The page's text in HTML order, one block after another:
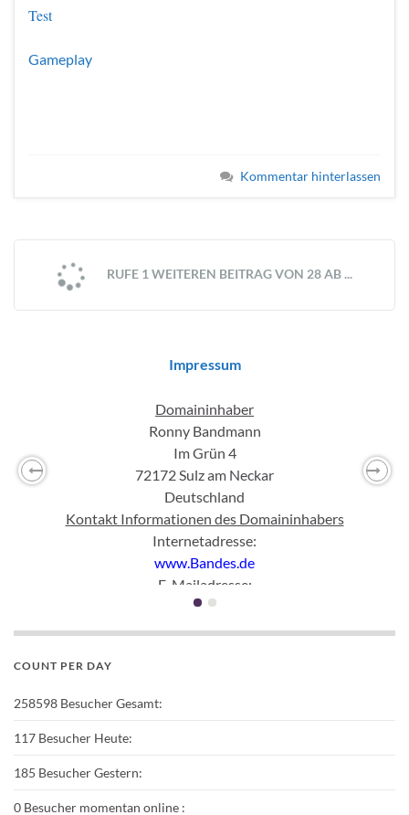
Test
Gameplay
Kommentar hinterlassen
RUFE 1 WEITEREN BEITRAG VON 28 AB ...
Impressum
Domaininhaber
Ronny Bandmann
Im Grün 4
72172 Sulz am Neckar
Deutschland
Kontakt Informationen des Domaininhabers
Internetadresse:
www.Bandes.de
E-Mailadresse:
Bandes(punkt)
Rechtliche Informationen
Haftung für die Inhalte externer Links. Für den Inhalt der
Abgrenzung:
COUNT PER DAY
258598 Besucher Gesamt:
117 Besucher Heute:
185 Besucher Gestern:
0 Besucher momentan online :